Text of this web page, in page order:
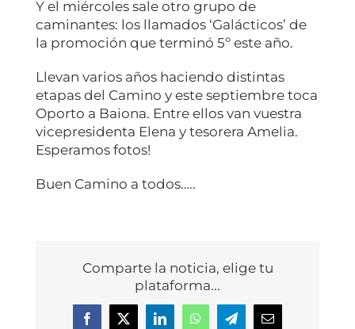
Y el miércoles sale otro grupo de
caminantes: los llamados ‘Galácticos’ de
la promoción que terminó 5º este año.
Llevan varios años haciendo distintas
etapas del Camino y este septiembre toca
Oporto a Baiona. Entre ellos van vuestra
vicepresidenta Elena y tesorera Amelia.
Esperamos fotos!
Buen Camino a todos…..
Comparte la noticia, elige tu
plataforma...
Facebook
X LinkedInWhatsAppTelegramCorreo